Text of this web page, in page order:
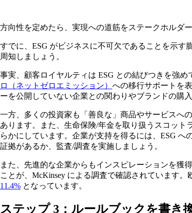
方向性を定めたら、実現への道筋をステークホルダ
すでに、ESG がビジネスに不可欠であることを示
周知しましょう。
事実、顧客ロイヤルティは ESG との結びつきを強
ロ（ネットゼロエミッション） への移行サポートを
ーを公開していない企業との関わりやブランドの購
一方、多くの投資家も「善良な」商品やサービスへ
あります。また、生命保険/年金を取り扱うスコット
らかにしています。企業が支持を得るには、ESG
証拠があるか、監査/調査を実施しましょう。
また、先進的な企業からもインスピレーションを獲
ことが、McKinsey による調査で確認されています
11.4% となっています。
ステップ3 ：ルールブックを書き